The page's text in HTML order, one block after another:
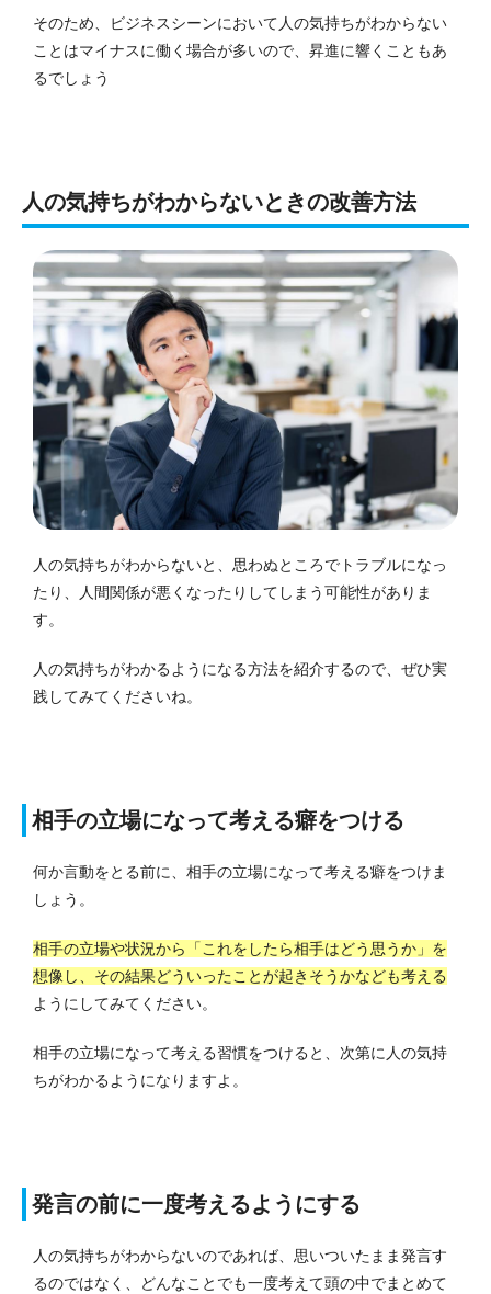
そのため、ビジネスシーンにおいて人の気持ちがわからない
ことはマイナスに働く場合が多いので、昇進に響くこともあ
るでしょう
人の気持ちがわからないときの改善方法
人の気持ちがわからないと、思わぬところでトラブルになっ
たり、人間関係が悪くなったりしてしまう可能性がありま
す。
人の気持ちがわかるようになる方法を紹介するので、ぜひ実
践してみてくださいね。
相手の立場になって考える癖をつける
何か言動をとる前に、相手の立場になって考える癖をつけま
しょう。
相手の立場や状況から「これをしたら相手はどう思うか」を
想像し、その結果どういったことが起きそうかなども考える
ようにしてみてください。
相手の立場になって考える習慣をつけると、次第に人の気持
ちがわかるようになりますよ。
発言の前に一度考えるようにする
人の気持ちがわからないのであれば、思いついたまま発言す
るのではなく、どんなことでも一度考えて頭の中でまとめて